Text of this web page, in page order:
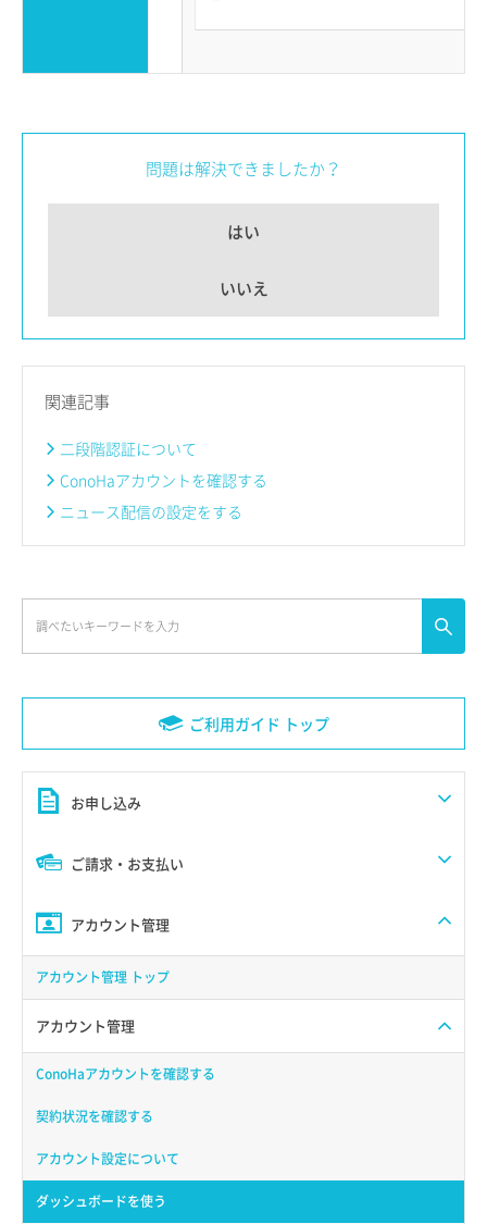
ご利用ガイド トップ
お申し込み
ご請求・お支払い
アカウント管理
アカウント管理 トップ
アカウント管理
ConoHaアカウントを確認する
契約状況を確認する
アカウント設定について
ダッシュボードを使う
問題は解決できましたか？
はい
いいえ
関連記事
二段階認証について
ConoHaアカウントを確認する
ニュース配信の設定をする